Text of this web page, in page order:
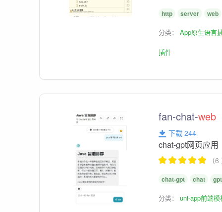
http server web
分类：App原生语言
插件
fan-chat-web
下载 244
chat-gpt网页应用
（
chat-gpt chat gpt
分类：uni-app前端模